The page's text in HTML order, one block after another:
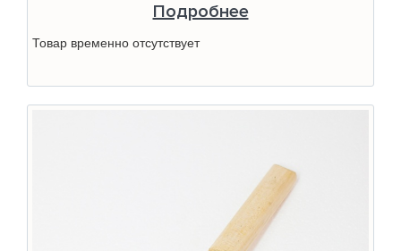
Подробнее
Товар временно отсутствует